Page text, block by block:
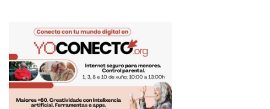
CONCILIACIÓN
CUN
NOVO
CAMPAMENTO
PARA
ESTE